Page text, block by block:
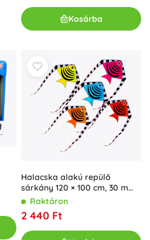
Kosárba
Halacska alakú repülő
sárkány 120 × 100 cm, 30 m
zsinórral
Raktáron
2 440 Ft